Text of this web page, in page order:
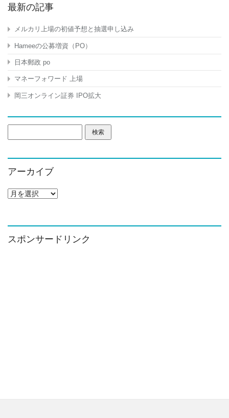
最新の記事
メルカリ上場の初値予想と抽選申し込み
Hameeの公募増資（PO）
日本郵政 po
マネーフォワード 上場
岡三オンライン証券 IPO拡大
索:
アーカイブ
ア
イ
ブ
スポンサードリンク